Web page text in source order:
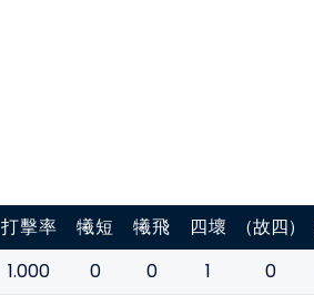
打擊率 犧短 犧飛 四壞 (故四)
1.000 0 0 1 0